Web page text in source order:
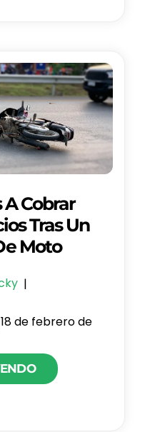
Cobrar
Tras Un
Moto
|
de febrero de